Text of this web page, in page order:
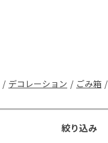
/ デコレーション / ごみ箱 /
絞り込み